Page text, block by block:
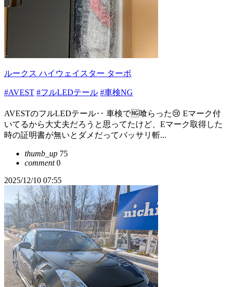
ルークス ハイウェイスター ターボ
#AVEST #フルLEDテール #車検NG
AVESTのフルLEDテール‥ 車検で🆖喰らった😢 Eマーク付
いてるから大丈夫だろうと思ってたけど、Eマーク取得した
時の証明書が無いとダメだってバッサリ斬...
thumb_up 75
comment0
2025/12/10 07:55